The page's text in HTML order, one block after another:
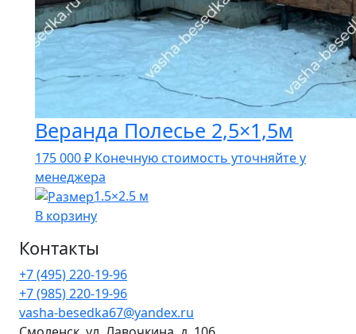
Веранда Полесье 2,5×1,5м
175 000₽ Конечную стоимость уточняйте у
менеджера
1.5×2.5 м
В корзину
Контакты
+7 (495) 220-19-96
+7 (985) 220-19-96
vasha-besedka67@yandex.ru